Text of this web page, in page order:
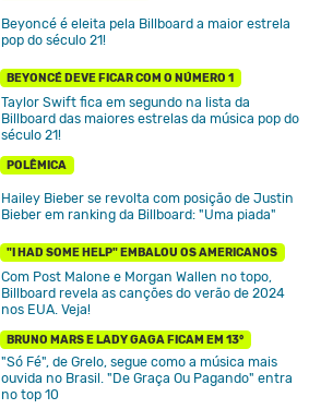
Beyoncé é eleita pela Billboard a maior estrela
pop do século 21!
BEYONCÉ DEVE FICAR COM O NÚMERO 1
Taylor Swift fica em segundo na lista da
Billboard das maiores estrelas da música pop do
século 21!
POLÊMICA
Hailey Bieber se revolta com posição de Justin
Bieber em ranking da Billboard: "Uma piada"
"I HAD SOME HELP" EMBALOU OS AMERICANOS
Com Post Malone e Morgan Wallen no topo,
Billboard revela as canções do verão de 2024
nos EUA. Veja!
BRUNO MARS E LADY GAGA FICAM EM 13°
"Só Fé", de Grelo, segue como a música mais
ouvida no Brasil. "De Graça Ou Pagando" entra
no top 10